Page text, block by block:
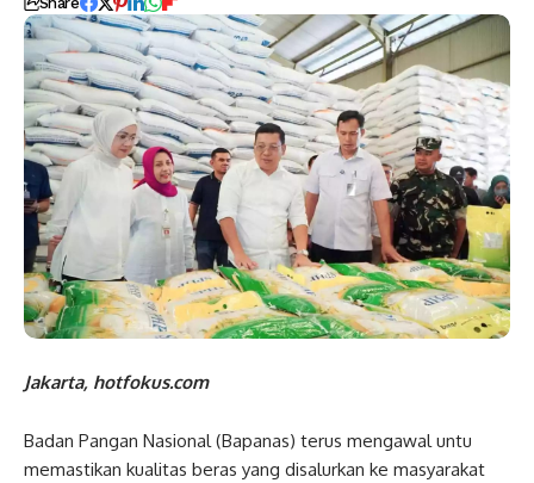
Jakarta, hotfokus.com
Badan Pangan Nasional (Bapanas) terus mengawal untu
memastikan kualitas beras yang disalurkan ke masyarakat